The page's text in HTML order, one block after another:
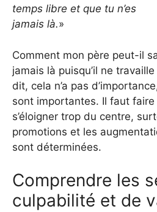
temps libre et que tu n’es
jamais là.»
Comment mon père peut-il
jamais là puisqu’il ne
dit, cela n’a pas
sont importantes. Il faut
s’éloigner trop du centre,
promotions et les
sont déterminées.
Comprendre les
culpabilité et de